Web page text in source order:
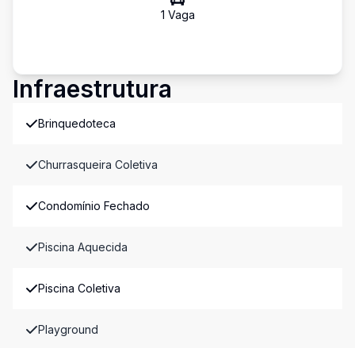
1 Vaga
Infraestrutura
Brinquedoteca
Churrasqueira Coletiva
Condomínio Fechado
Piscina Aquecida
Piscina Coletiva
Playground